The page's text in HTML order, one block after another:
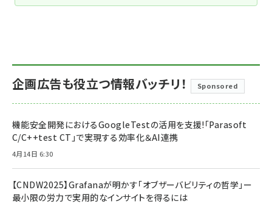
企画広告も役立つ情報バッチリ！ Sponsored
機能安全開発におけるGoogleTestの活用を支援!「Parasoft
C/C++test CT」で実現する効率化＆AI連携
4月14日 6:30
【CNDW2025】Grafanaが明かす「オブザーバビリティの哲学」ー
最小限の労力で実用的なインサイトを得るには